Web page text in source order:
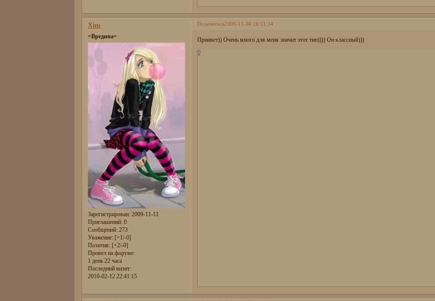
Поделиться2009-11-30 16:51:34
Xim
=Вредина=
Зарегистрирован: 2009-11-11
Приглашений:0
Сообщений:273
Уважение: [+1/-0]
Позитив: [+2/-0]
Провел на форуме:
1 день 22 часа
Последний визит:
2010-02-12 22:41:15
Приивет)) Очень много для меня значит этот тип)))) Он классный)))
0